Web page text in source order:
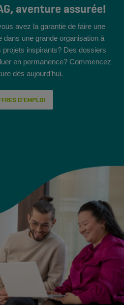
aventure assurée!
avez la garantie de faire une
dans une grande organisation à
inspirants? Des dossiers
en permanence? Commencez
dès aujourd’hui.
D'EMPLOI